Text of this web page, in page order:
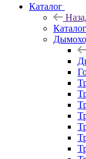
Каталог
Каталог